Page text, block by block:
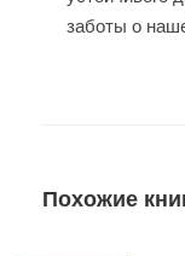
заботы о
Похожие